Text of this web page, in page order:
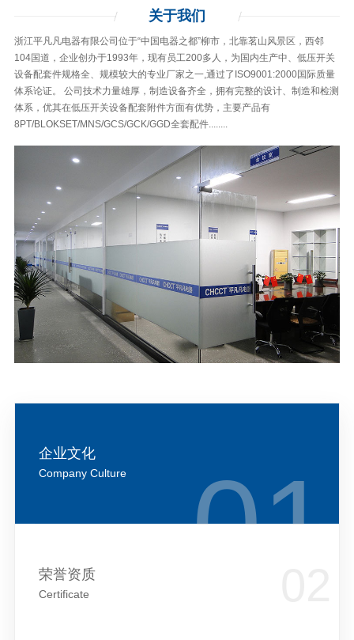
关于我们
浙江平凡凡电器有限公司位于“中国电器之都”柳市，北靠茗山风景区，西邻
104国道，企业创办于1993年，现有员工200多人，为国内生产中、低压开关
设备配套件规格全、规模较大的专业厂家之一,通过了ISO9001:2000国际质量
体系论证。 公司技术力量雄厚，制造设备齐全，拥有完整的设计、制造和检测
体系，优其在低压开关设备配套附件方面有优势，主要产品有
8PT/BLOKSET/MNS/GCS/GCK/GGD全套配件........
企业文化
Company Culture
荣誉资质
Certificate